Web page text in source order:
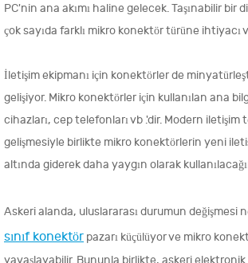
PC'nin ana akımı haline gelecek. Taşınabilir bir
çok sayıda farklı mikro konektör türüne ihtiyacı
İletişim ekipmanı için konektörler de
gelişiyor. Mikro konektörler için kullanılan ana
cihazları, cep telefonları vb .'dir. Modern iletişim
gelişmesiyle birlikte mikro konektörlerin yeni
altında giderek daha yaygın olarak
Askeri alanda, uluslararası durumun değişmesi
sınıf konektör pazarı küçülüyor ve mikro
yavaşlayabilir. Bununla birlikte, askeri elektronik